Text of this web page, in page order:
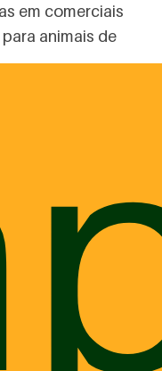
em comerciais
animais de
das rações
um outro
Por isso,
do Pet
sobre recall de